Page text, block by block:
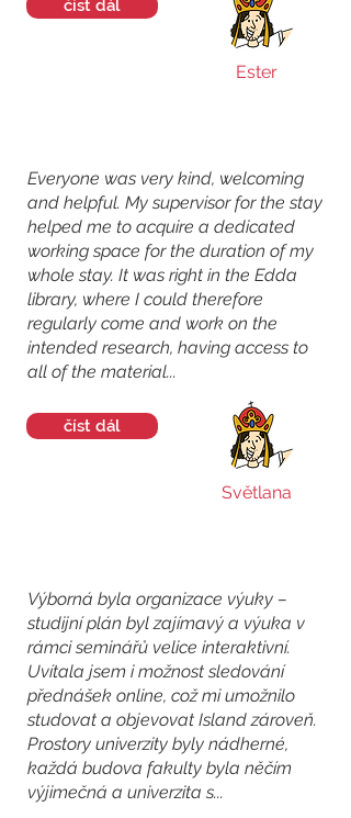
číst dál
Ester
Everyone was very kind, welcoming
and helpful. My supervisor for the stay
helped me to acquire a dedicated
working space for the duration of my
whole stay. It was right in the Edda
library, where I could therefore
regularly come and work on the
intended research, having access to
all of the material...
číst dál
Světlana
Výborná byla organizace výuky –
studijní plán byl zajímavý a výuka v
rámci seminářů velice interaktivní.
Uvítala jsem i možnost sledování
přednášek online, což mi umožnilo
studovat a objevovat Island zároveň.
Prostory univerzity byly nádherné,
každá budova fakulty byla něčím
výjimečná a univerzita s...